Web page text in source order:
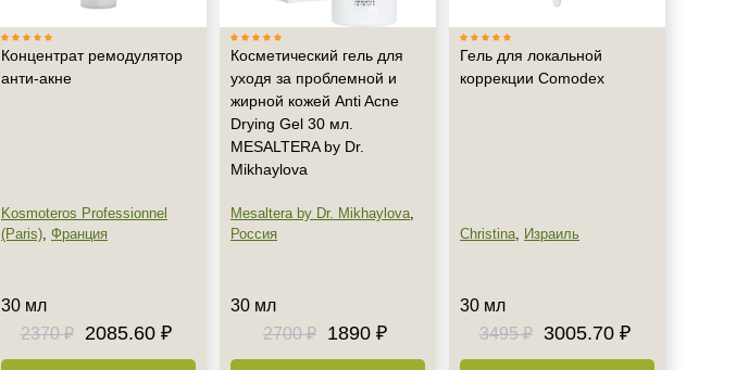
Концентрат ремодулятор
анти-акне
Kosmoteros Professionnel
(Paris), Франция
30 мл
2370 ₽
2085.60 ₽
Косметический гель для
уходя за проблемной и
жирной кожей Anti Acne
Drying Gel 30 мл.
MESALTERA by Dr.
Mikhaylova
Mesaltera by Dr. Mikhaylova,
Россия
30 мл
2700 ₽
1890 ₽
Гель для локальной
коррекции Comodex
Christina, Израиль
30 мл
3495 ₽
3005.70 ₽